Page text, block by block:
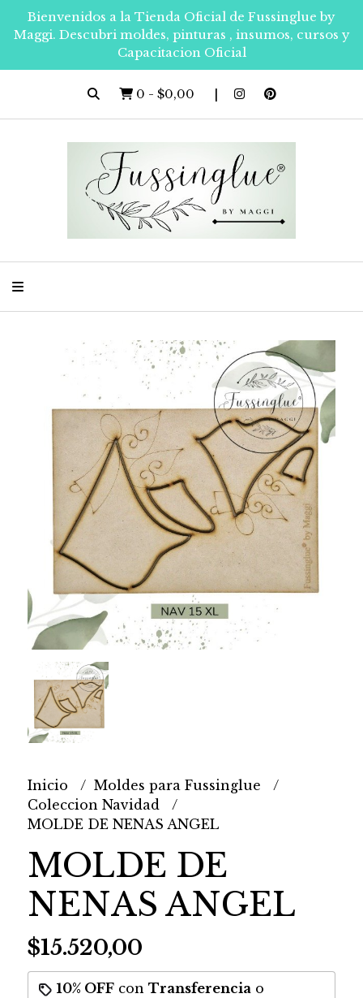
Bienvenidos a la Tienda Oficial de Fussinglue by
Maggi. Descubri moldes, pinturas , insumos, cursos y
Capacitacion Oficial
0 - $0,00
Inicio
Moldes para Fussinglue
Coleccion Navidad
MOLDE DE NENAS ANGEL
MOLDE DE
NENAS ANGEL
$15.520,00
10% OFFcon Transferencia o